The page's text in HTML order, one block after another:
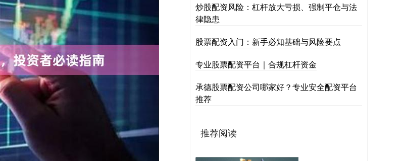
炒股配资风险：杠杆放大亏损、强制平仓与法
律隐患
股票配资入门：新手必知基础与风险要点
专业股票配资平台｜合规杠杆资金
承德股票配资公司哪家好？专业安全配资平台
推荐
推荐阅读